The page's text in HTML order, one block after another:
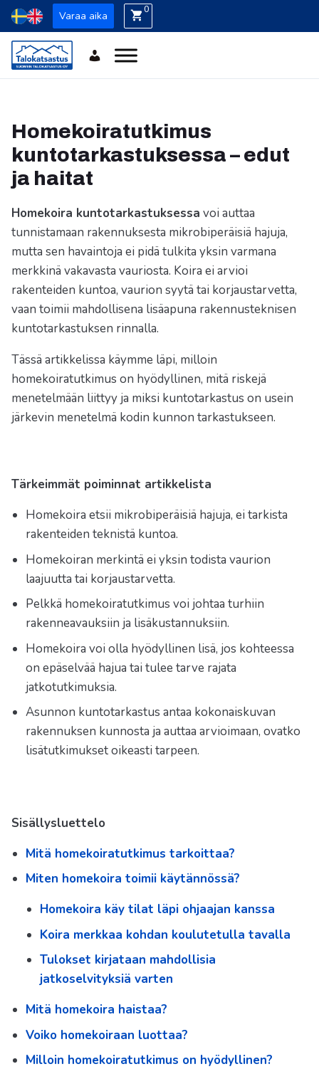
Varaa aika 0
Homekoiratutkimus
kuntotarkastuksessa – edut
ja haitat
Homekoira kuntotarkastuksessa voi auttaa
tunnistamaan rakennuksesta mikrobiperäisiä hajuja,
mutta sen havaintoja ei pidä tulkita yksin varmana
merkkinä vakavasta vauriosta. Koira ei arvioi
rakenteiden kuntoa, vaurion syytä tai korjaustarvetta,
vaan toimii mahdollisena lisäapuna rakennusteknisen
kuntotarkastuksen rinnalla.
Tässä artikkelissa käymme läpi, milloin
homekoiratutkimus on hyödyllinen, mitä riskejä
menetelmään liittyy ja miksi kuntotarkastus on usein
järkevin menetelmä kodin kunnon tarkastukseen.
Tärkeimmät poiminnat artikkelista
Homekoira etsii mikrobiperäisiä hajuja, ei tarkista
rakenteiden teknistä kuntoa.
Homekoiran merkintä ei yksin todista vaurion
laajuutta tai korjaustarvetta.
Pelkkä homekoiratutkimus voi johtaa turhiin
rakenneavauksiin ja lisäkustannuksiin.
Homekoira voi olla hyödyllinen lisä, jos kohteessa
on epäselvää hajua tai tulee tarve rajata
jatkotutkimuksia.
Asunnon kuntotarkastus antaa kokonaiskuvan
rakennuksen kunnosta ja auttaa arvioimaan, ovatko
lisätutkimukset oikeasti tarpeen.
Sisällysluettelo
Mitä homekoiratutkimus tarkoittaa?
Miten homekoira toimii käytännössä?
Homekoira käy tilat läpi ohjaajan kanssa
Koira merkkaa kohdan koulutetulla tavalla
Tulokset kirjataan mahdollisia
jatkoselvityksiä varten
Mitä homekoira haistaa?
Voiko homekoiraan luottaa?
Milloin homekoiratutkimus on hyödyllinen?